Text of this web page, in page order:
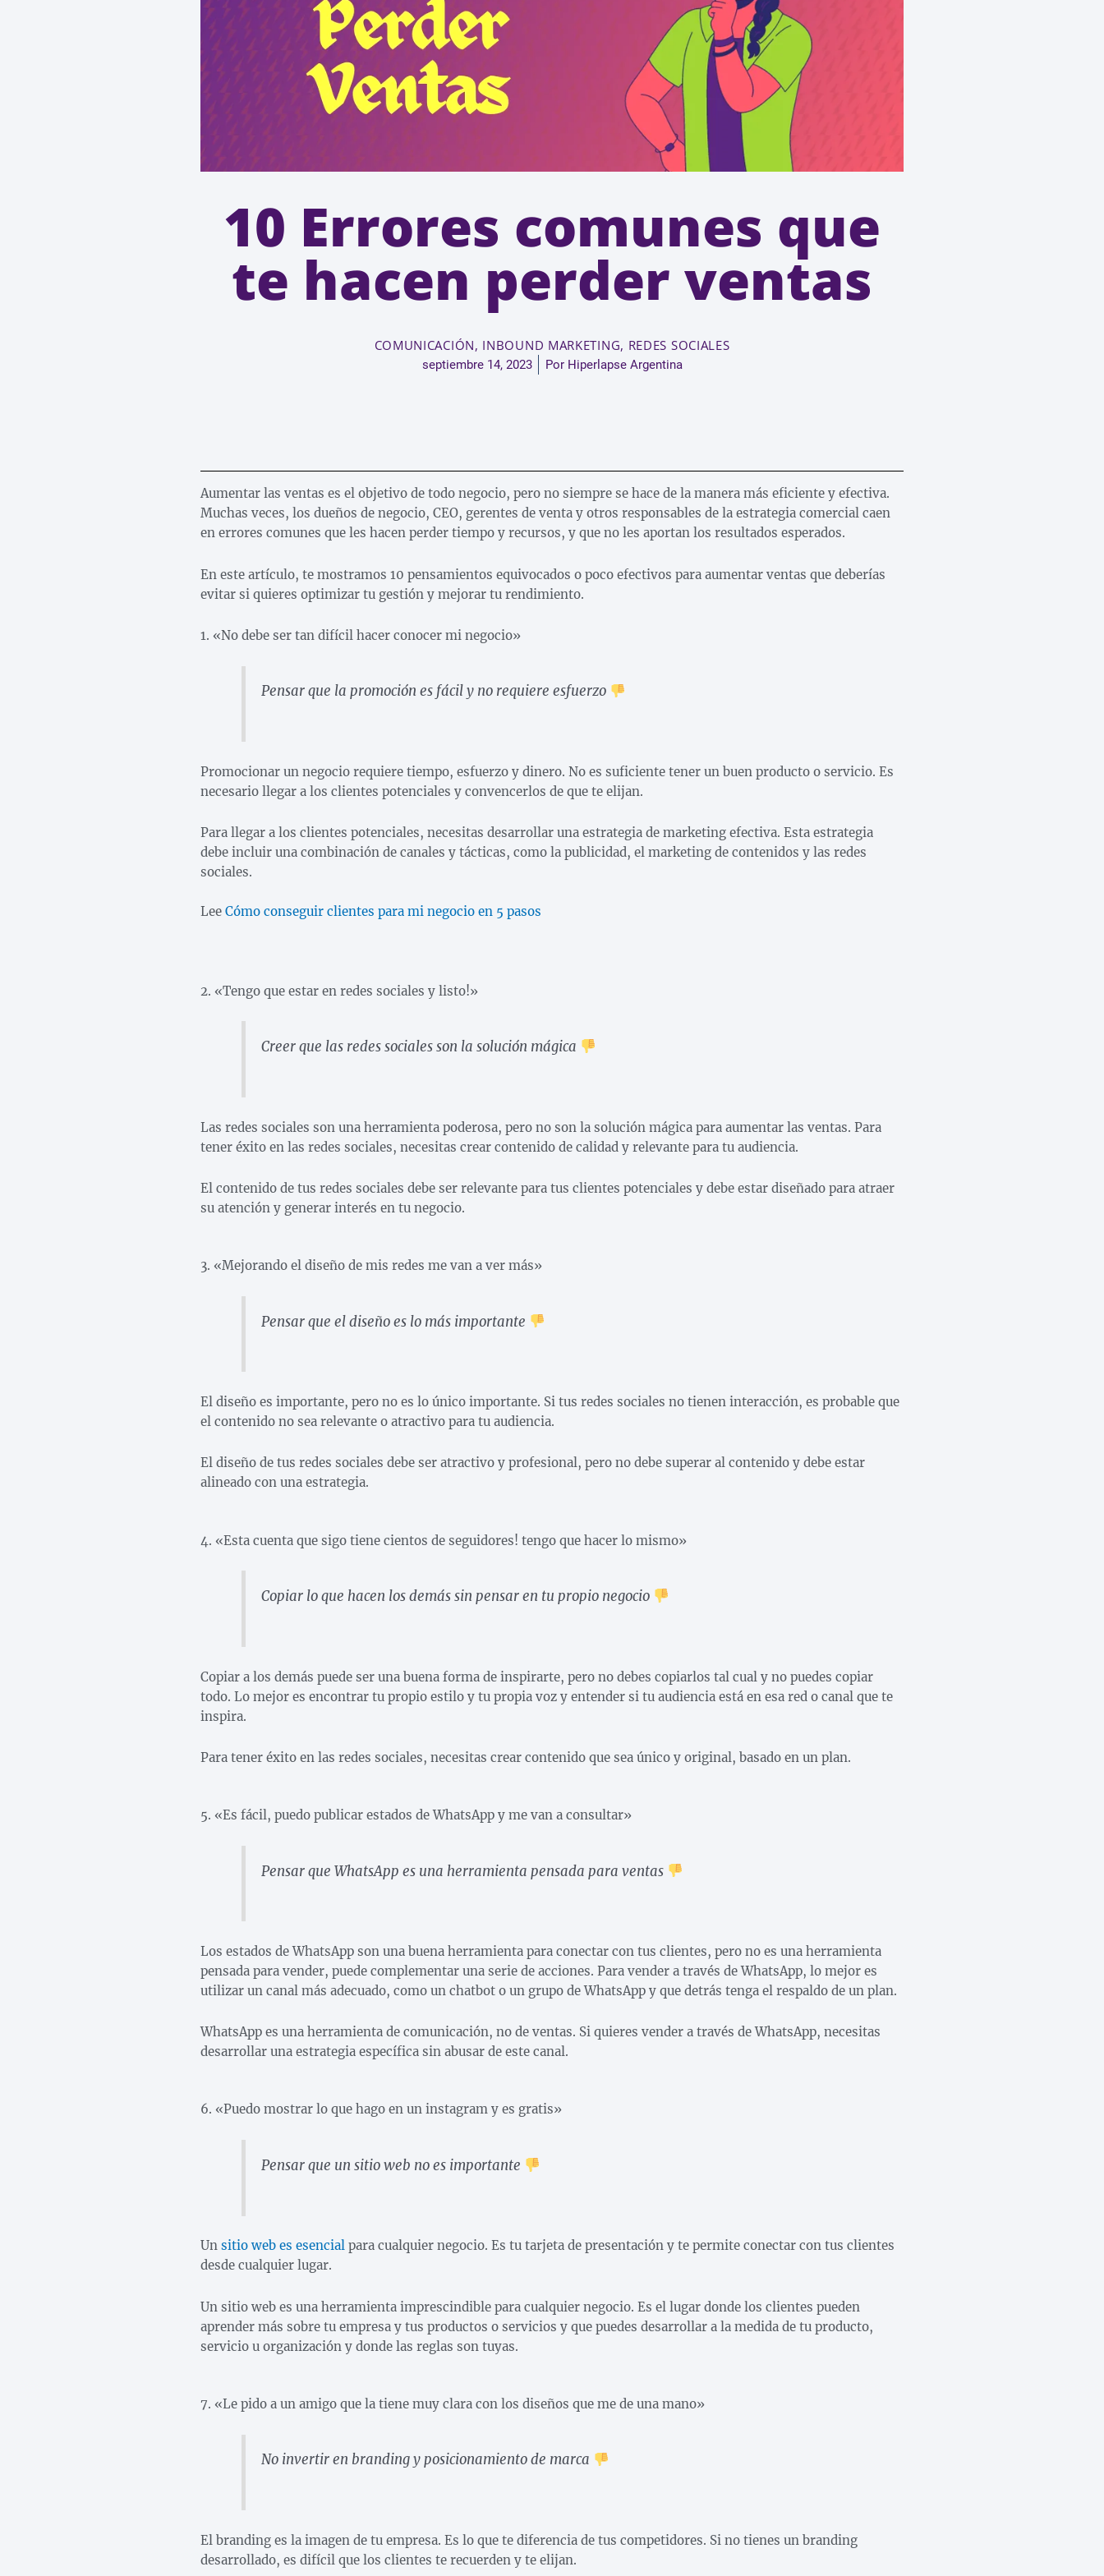
10 Errores comunes que
te hacen perder ventas
COMUNICACIÓN, INBOUND MARKETING, REDES SOCIALES
septiembre 14, 2023 PorHiperlapse Argentina
Aumentar las ventas es el objetivo de todo negocio, pero no siempre se hace de la manera más eficiente y efectiva.
Muchas veces, los dueños de negocio, CEO, gerentes de venta y otros responsables de la estrategia comercial caen
en errores comunes que les hacen perder tiempo y recursos, y que no les aportan los resultados esperados.
En este artículo, te mostramos 10 pensamientos equivocados o poco efectivos para aumentar ventas que deberías
evitar si quieres optimizar tu gestión y mejorar tu rendimiento.
1. «No debe ser tan difícil hacer conocer mi negocio»
Pensar que la promoción es fácil y no requiere esfuerzo
Promocionar un negocio requiere tiempo, esfuerzo y dinero. No es suficiente tener un buen producto o servicio. Es
necesario llegar a los clientes potenciales y convencerlos de que te elijan.
Para llegar a los clientes potenciales, necesitas desarrollar una estrategia de marketing efectiva. Esta estrategia
debe incluir una combinación de canales y tácticas, como la publicidad, el marketing de contenidos y las redes
sociales.
Lee Cómo conseguir clientes para mi negocio en 5 pasos
2. «Tengo que estar en redes sociales y listo!»
Creer que las redes sociales son la solución mágica
Las redes sociales son una herramienta poderosa, pero no son la solución mágica para aumentar las ventas. Para
tener éxito en las redes sociales, necesitas crear contenido de calidad y relevante para tu audiencia.
El contenido de tus redes sociales debe ser relevante para tus clientes potenciales y debe estar diseñado para atraer
su atención y generar interés en tu negocio.
3. «Mejorando el diseño de mis redes me van a ver más»
Pensar que el diseño es lo más importante
El diseño es importante, pero no es lo único importante. Si tus redes sociales no tienen interacción, es probable que
el contenido no sea relevante o atractivo para tu audiencia.
El diseño de tus redes sociales debe ser atractivo y profesional, pero no debe superar al contenido y debe estar
alineado con una estrategia.
4. «Esta cuenta que sigo tiene cientos de seguidores! tengo que hacer lo mismo»
Copiar lo que hacen los demás sin pensar en tu propio negocio
Copiar a los demás puede ser una buena forma de inspirarte, pero no debes copiarlos tal cual y no puedes copiar
todo. Lo mejor es encontrar tu propio estilo y tu propia voz y entender si tu audiencia está en esa red o canal que te
inspira.
Para tener éxito en las redes sociales, necesitas crear contenido que sea único y original, basado en un plan.
5. «Es fácil, puedo publicar estados de WhatsApp y me van a consultar»
Pensar que WhatsApp es una herramienta pensada para ventas
Los estados de WhatsApp son una buena herramienta para conectar con tus clientes, pero no es una herramienta
pensada para vender, puede complementar una serie de acciones. Para vender a través de WhatsApp, lo mejor es
utilizar un canal más adecuado, como un chatbot o un grupo de WhatsApp y que detrás tenga el respaldo de un plan.
WhatsApp es una herramienta de comunicación, no de ventas. Si quieres vender a través de WhatsApp, necesitas
desarrollar una estrategia específica sin abusar de este canal.
6. «Puedo mostrar lo que hago en un instagram y es gratis»
Pensar que un sitio web no es importante
Un sitio web es esencial para cualquier negocio. Es tu tarjeta de presentación y te permite conectar con tus clientes
desde cualquier lugar.
Un sitio web es una herramienta imprescindible para cualquier negocio. Es el lugar donde los clientes pueden
aprender más sobre tu empresa y tus productos o servicios y que puedes desarrollar a la medida de tu producto,
servicio u organización y donde las reglas son tuyas.
7. «Le pido a un amigo que la tiene muy clara con los diseños que me de una mano»
No invertir en branding y posicionamiento de marca
El branding es la imagen de tu empresa. Es lo que te diferencia de tus competidores. Si no tienes un branding
desarrollado, es difícil que los clientes te recuerden y te elijan.